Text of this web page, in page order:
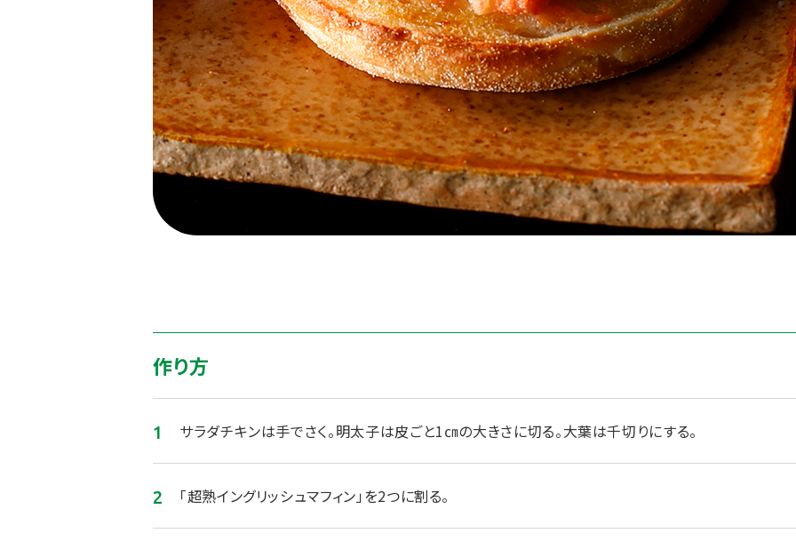
作り方
サラダチキンは手でさく。明太子は皮ごと1㎝の大きさに切る。大葉は千切りにする。
「超熟イングリッシュマフィン」を2つに割る。